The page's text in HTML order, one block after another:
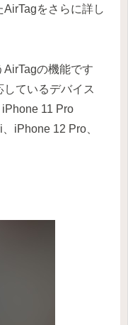
AirTagをさらに詳し
AirTagの機能です
ているデバイス
11 Pro
iPhone 12 Pro、